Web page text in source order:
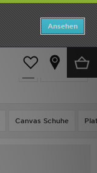
Ansehen
verfeinern
Canvas Schuhe